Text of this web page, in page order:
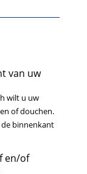
van uw
wilt u uw
of douchen.
de binnenkant
en/of